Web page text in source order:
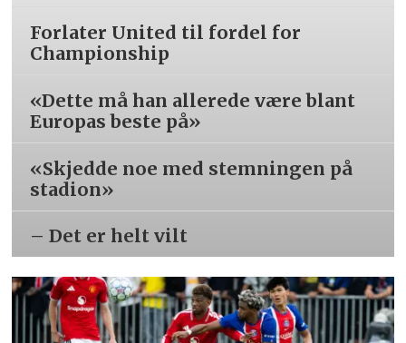
Forlater United til fordel for
Championship
«Dette må han allerede være blant
Europas beste på»
«Skjedde noe med stemningen på
stadion»
– Det er helt vilt